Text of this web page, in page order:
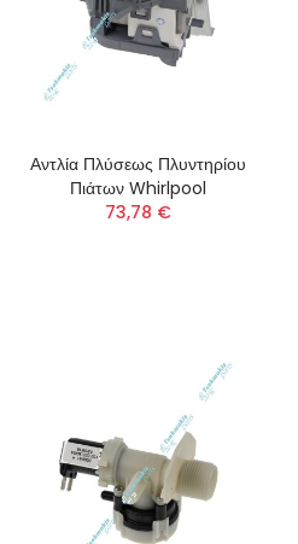
Αντλία Πλύσεως Πλυντηρίου
Πιάτων Whirlpool
73,78 €